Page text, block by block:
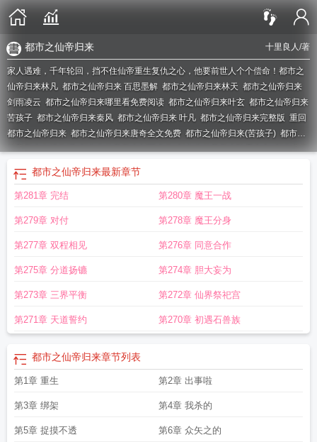
十里良人/著
都市之仙帝归来
家人遇难，千年轮回，挡不住仙帝重生复仇之心，他要前世人个个偿命！ 都市之
仙帝归来林凡 都市之仙帝归来 百思墨解 都市之仙帝归来林天 都市之仙帝归来
剑雨凌云 都市之仙帝归来哪里看免费阅读 都市之仙帝归来叶玄 都市之仙帝归来
苦孩子 都市之仙帝归来秦风 都市之仙帝归来 叶凡 都市之仙帝归来完整版 重回
都市之仙帝归来 都市之仙帝归来唐奇全文免费 都市之仙帝归来(苦孩子) 都市之
仙帝归来在线收听都市之仙帝归来剑雨凌云都市之仙帝归来陈天全文都市之仙
帝归来 仙帝归来
都市之仙帝归来陈潇
轩孟清浅朵朵
仙帝归来 第30章 要表白吗?
都市之仙帝归来妖火都市之仙帝归来主角卓凡
都市之仙帝归来最新章节
第281章 完结 第280章 魔王一战
第279章 对付 第278章 魔王分身
第277章 双程相见 第276章 同意合作
第275章 分道扬镳 第274章 胆大妄为
第273章 三界平衡 第272章 仙界祭祀宫
第271章 天道誓约 第270章 初遇石兽族
都市之仙帝归来章节列表
第1章 重生 第2章 出事啦
第3章 绑架 第4章 我杀的
第5章 捉摸不透 第6章 众矢之的